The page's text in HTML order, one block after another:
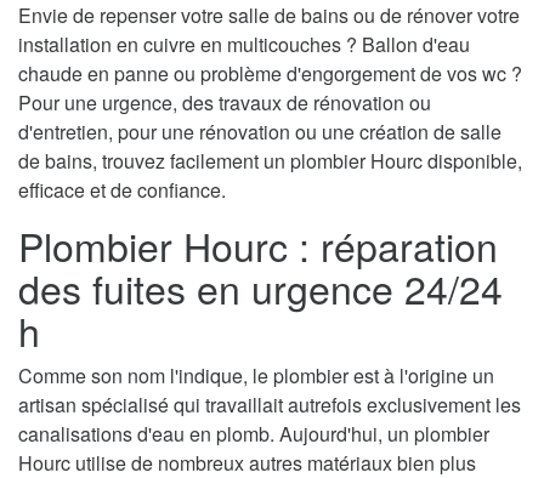
Envie de repenser votre salle de bains ou de rénover votre
installation en cuivre en multicouches ? Ballon d'eau
chaude en panne ou problème d'engorgement de vos wc ?
Pour une urgence, des travaux de rénovation ou
d'entretien, pour une rénovation ou une création de salle
de bains, trouvez facilement un plombier Hourc disponible,
efficace et de confiance.
Plombier Hourc : réparation
des fuites en urgence 24/24
h
Comme son nom l'indique, le plombier est à l'origine un
artisan spécialisé qui travaillait autrefois exclusivement les
canalisations d'eau en plomb. Aujourd'hui, un plombier
Hourc utilise de nombreux autres matériaux bien plus